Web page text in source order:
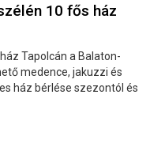
10 fős ház
Tapolcán a Balaton-
medence, jakuzzi és
ház bérlése szezontól és